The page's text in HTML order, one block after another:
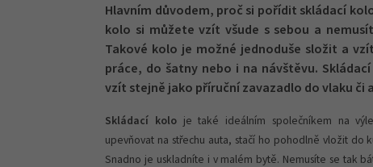
Hlavním důvodem, proč si pořídit skládací
kolo si můžete vzít všude s sebou a
Takové kolo je možné jednoduše složit a
práce, do šatny nebo i na návštěvu.
vzít stejně jako příruční zavazadlo do vlaku či
Skládací kolo je také ideálním společníkem na
upevňovat na střechu auta, stačí ho pohodlně vložit do
Snadno je uskladníte i v malém bytě. Nemusíte se tak